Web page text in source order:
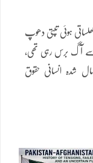
ہوئی تپتی دھوپ
سے آگ برس رہی تھی،
شدہ انسانی حقوق